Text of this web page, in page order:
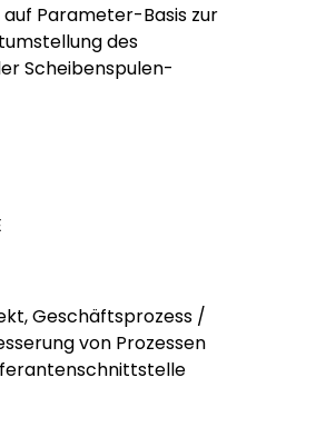
Parameter-Basis zur
des
Scheibenspulen-
Geschäftsprozess /
von Prozessen